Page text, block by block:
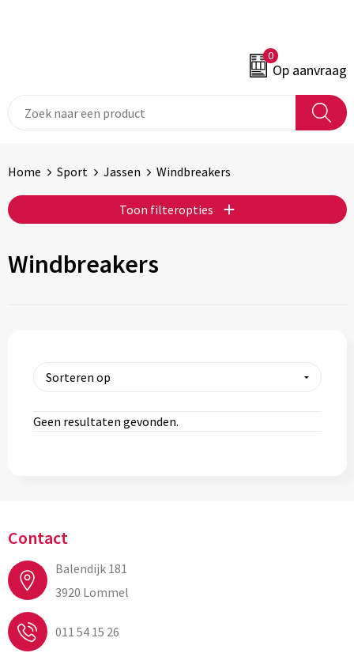
0
Op aanvraag
Home Sport Jassen Windbreakers
Toon filteropties
Windbreakers
Geen resultaten gevonden.
Contact
Balendijk 181
3920 Lommel
011 54 15 26